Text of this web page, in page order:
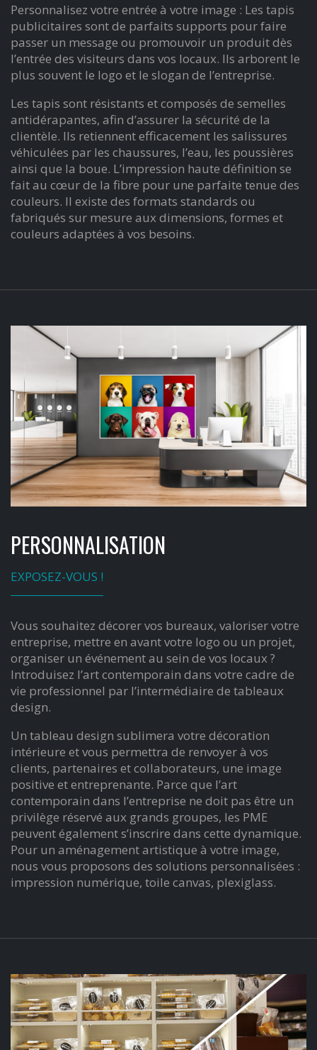
Personnalisez votre entrée à votre image : Les tapis
publicitaires sont de parfaits supports pour faire
passer un message ou promouvoir un produit dès
l’entrée des visiteurs dans vos locaux. Ils arborent le
plus souvent le logo et le slogan de l’entreprise.
Les tapis sont résistants et composés de semelles
antidérapantes, afin d’assurer la sécurité de la
clientèle. Ils retiennent efficacement les salissures
véhiculées par les chaussures, l’eau, les poussières
ainsi que la boue. L’impression haute définition se
fait au cœur de la fibre pour une parfaite tenue des
couleurs. Il existe des formats standards ou
fabriqués sur mesure aux dimensions, formes et
couleurs adaptées à vos besoins.
PERSONNALISATION
EXPOSEZ-VOUS !
Vous souhaitez décorer vos bureaux, valoriser votre
entreprise, mettre en avant votre logo ou un projet,
organiser un événement au sein de vos locaux ?
Introduisez l’art contemporain dans votre cadre de
vie professionnel par l’intermédiaire de tableaux
design.
Un tableau design sublimera votre décoration
intérieure et vous permettra de renvoyer à vos
clients, partenaires et collaborateurs, une image
positive et entreprenante. Parce que l’art
contemporain dans l’entreprise ne doit pas être un
privilège réservé aux grands groupes, les PME
peuvent également s’inscrire dans cette dynamique.
Pour un aménagement artistique à votre image,
nous vous proposons des solutions personnalisées :
impression numérique, toile canvas, plexiglass.